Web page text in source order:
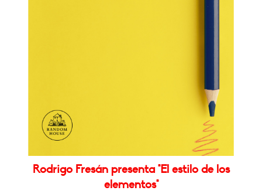
Rodrigo Fresán presenta "El estilo de los
elementos"